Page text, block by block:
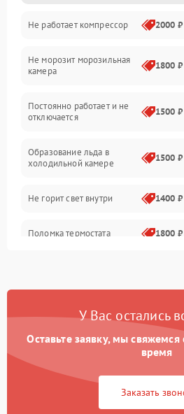
Электропитание
Дренаж
Не работает компрессор 2000 ₽
Не морозит морозильная
камера
1800 ₽
Постоянно работает и не
отключается
1500 ₽
Образование льда в
холодильной камере
1500 ₽
Не горит свет внутри 1400 ₽
Поломка термостата 1800 ₽
Образование конденсата
1800 ₽
Сбой в работе инвертора
У Вас остались
Оставьте заявку, мы
время
Заказать